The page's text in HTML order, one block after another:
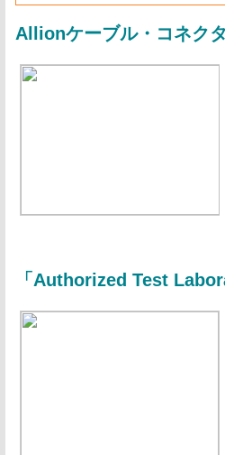
Allionケーブル・コネク
「Authorized Test